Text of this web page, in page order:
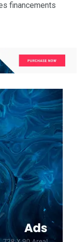
financements